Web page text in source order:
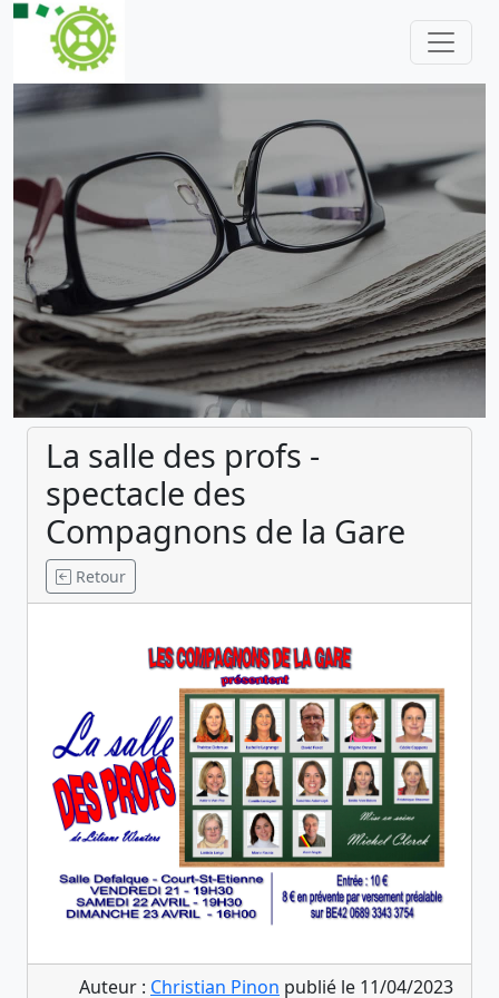
La salle des profs -
spectacle des
Compagnons de la Gare
Retour
Auteur : Christian Pinon publié le 11/04/2023